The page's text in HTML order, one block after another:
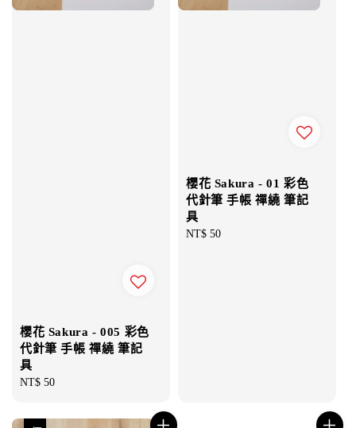
櫻花 Sakura - 005 彩色
代針筆 手帳 禪繞 筆記
具
Regular
NT$ 50
櫻花 Sakura - 01 彩色
代針筆 手帳 禪繞 筆記
具
Regular
NT$ 50